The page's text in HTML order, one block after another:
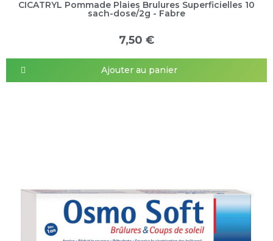
CICATRYL Pommade Plaies Brulures Superficielles 10
sach-dose/2g - Fabre
7,50 €
Ajouter au panier